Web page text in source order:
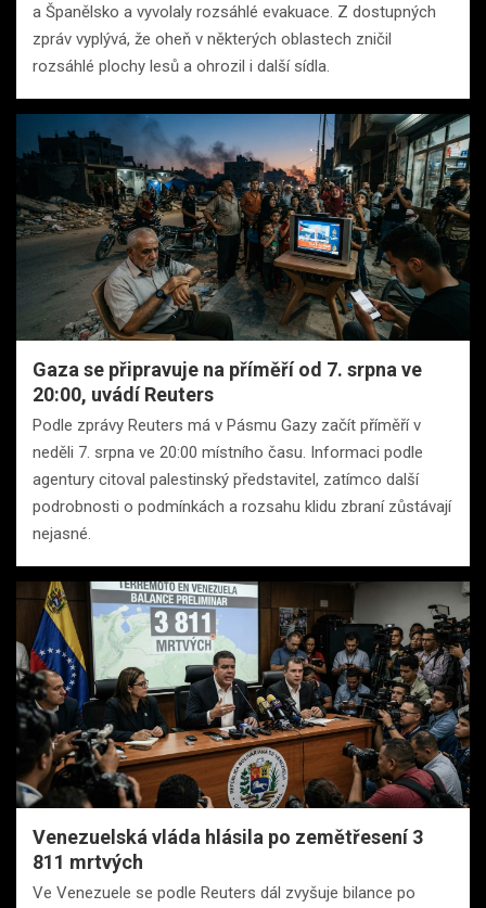
a Španělsko a vyvolaly rozsáhlé evakuace. Z dostupných
zpráv vyplývá, že oheň v některých oblastech zničil
rozsáhlé plochy lesů a ohrozil i další sídla.
Gaza se připravuje na příměří od 7. srpna ve
20:00, uvádí Reuters
Podle zprávy Reuters má v Pásmu Gazy začít příměří v
neděli 7. srpna ve 20:00 místního času. Informaci podle
agentury citoval palestinský představitel, zatímco další
podrobnosti o podmínkách a rozsahu klidu zbraní zůstávají
nejasné.
Venezuelská vláda hlásila po zemětřesení 3
811 mrtvých
Ve Venezuele se podle Reuters dál zvyšuje bilance po